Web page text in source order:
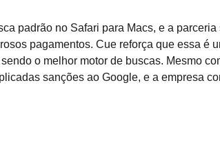
padrão no Safari para Macs, e a parceria
pagamentos. Cue reforça que essa é
o melhor motor de buscas. Mesmo
sanções ao Google, e a empresa